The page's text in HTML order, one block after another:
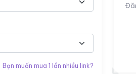
Bạn muốn mua 1 lần nhiều link?